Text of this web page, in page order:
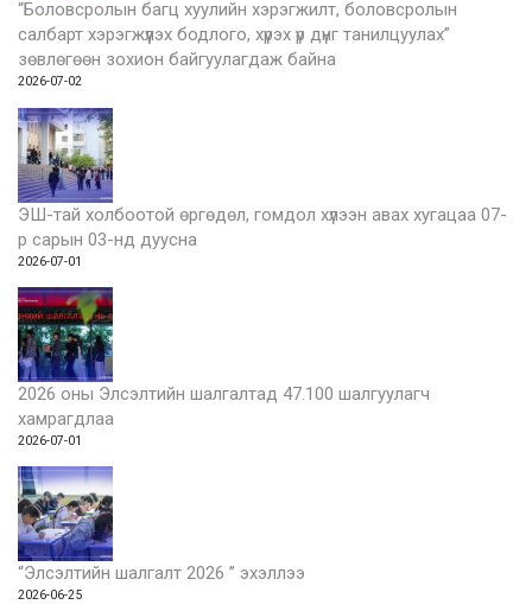
“Боловсролын багц хуулийн хэрэгжилт, боловсролын
салбарт хэрэгжүүлэх бодлого, хүрэх үр дүнг танилцуулах”
зөвлөгөөн зохион байгуулагдаж байна
2026-07-02
ЭШ-тай холбоотой өргөдөл, гомдол хүлээн авах хугацаа 07-
р сарын 03-нд дуусна
2026-07-01
2026 оны Элсэлтийн шалгалтад 47.100 шалгуулагч
хамрагдлаа
2026-07-01
“Элсэлтийн шалгалт 2026 ” эхэллээ
2026-06-25